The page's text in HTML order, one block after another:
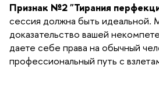
Признак №2 "Тирания
сессия должна быть
доказательство вашей
даете себе права на обычный
профессиональный путь с